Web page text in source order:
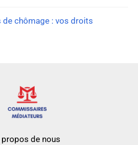
de chômage : vos droits
propos de nous